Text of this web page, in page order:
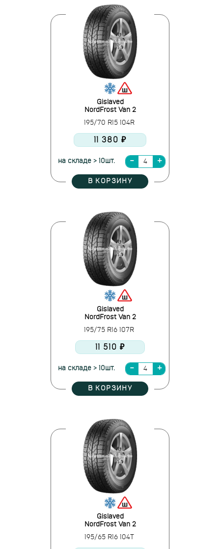
Gislaved
NordFrost Van 2
195/70 R15 104R
11 380 ₽
на складе > 10шт.
В КОРЗИНУ
Gislaved
NordFrost Van 2
195/75 R16 107R
11 510 ₽
на складе > 10шт.
В КОРЗИНУ
Gislaved
NordFrost Van 2
195/65 R16 104T